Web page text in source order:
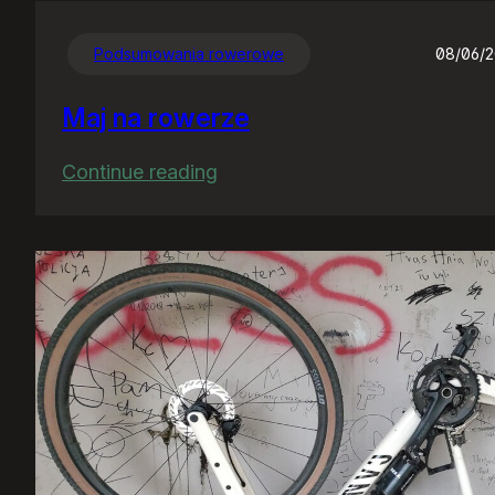
Podsumowania rowerowe 08/06/
Maj na rowerze
Continue reading
rowerze